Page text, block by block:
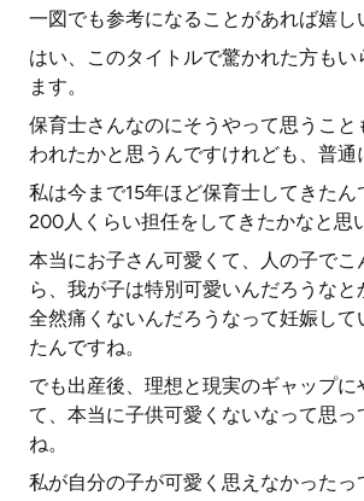
一図でも参考になることがあれば嬉し
はい、このタイトルで驚かれた方もい
ます。
保育士さんなのにそうやって思うこと
われたかと思うんですけれども、普通
私は今まで15年ほど保育士してきたん
200人くらい担任をしてきたかなと思
本当にお子さん可愛くて、人の子でこ
ら、我が子は特別可愛いんだろうなと
全然痛くないんだろうなって妊娠して
たんですね。
でも出産後、理想と現実のギャップに
て、本当に子供可愛くないなって思っ
ね。
私が自分の子が可愛く思えなかったっ